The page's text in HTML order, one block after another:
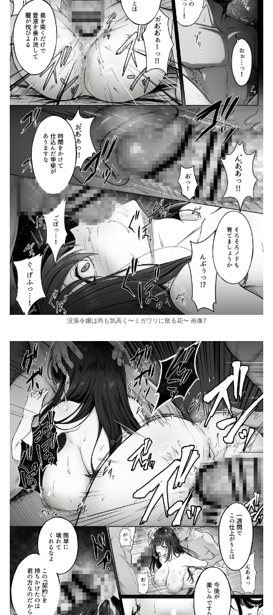
没落令嬢は尚も気高く〜ミガワリに散る花〜 画像7